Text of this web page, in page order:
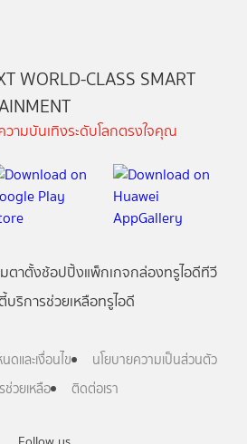
WORLD-CLASS SMART
ามบันเทิงระดับโลกตรงใจคุณ
ตาตั้งช้อปปิ้งแพ็กเกจกล่องทรูไอดีทีวี
บริการช่วยเหลือทรูไอดี
ดและเงื่อนไข
นโยบายความเป็นส่วนตัว
ช่วยเหลือ
ติดต่อเรา